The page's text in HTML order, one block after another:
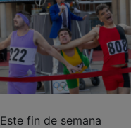
Este fin de semana